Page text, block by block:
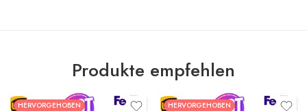
Produkte empfehlen
HERVORGEHOBEN HERVORGEHOBEN